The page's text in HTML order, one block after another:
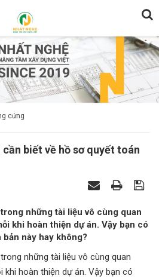
cứng
biết về hồ sơ quyết toán
những tài liệu vô cùng quan
khi hoàn thiện dự án. Vậy bạn có
bản này hay không?
những tài liệu vô cùng quan
khi hoàn thiện dự án. Vậy bạn có